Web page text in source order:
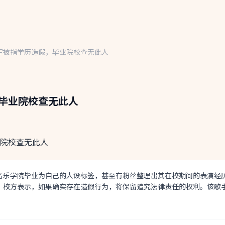
被指学历造假，毕业院校查无此人
业院校查无此人
学院毕业为自己的人设标签，甚至有粉丝整理出其在校期间的表演
方表示，如果确实存在造假行为，将保留追究法律责任的权利。该歌